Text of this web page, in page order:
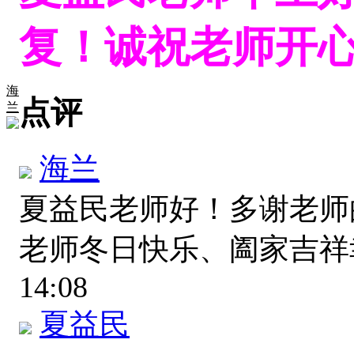
海
兰
复！诚祝老师开
点评
海兰
夏益民老师好！多谢老
老师冬日快乐、阖家吉
14:08
夏益民